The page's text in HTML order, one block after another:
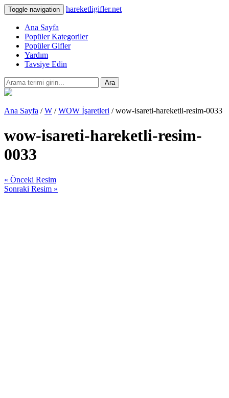
Toggle navigation hareketligifler.net
Ana Sayfa
Popüler Kategoriler
Popüler Gifler
Yardım
Tavsiye Edin
Ara
Ana Sayfa /W /WOW İşaretleri / wow-isareti-hareketli-resim-0033
wow-isareti-hareketli-resim-
0033
« Önceki Resim
Sonraki Resim »